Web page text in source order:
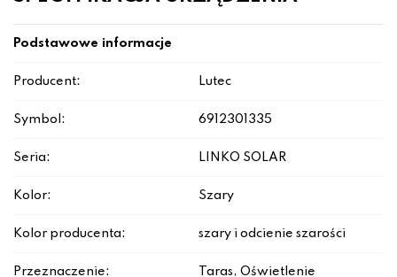
Podstawowe informacje
Producent: Lutec
Symbol: 6912301335
Seria: LINKO SOLAR
Kolor: Szary
Kolor producenta: szary i odcienie szarości
Przeznaczenie: Taras, Oświetlenie